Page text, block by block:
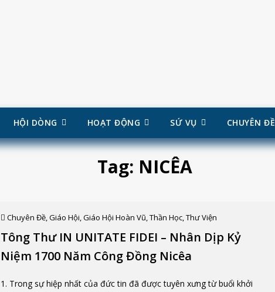
HỘI DÒNG HOẠT ĐỘNG SỨ VỤ CHUYÊN ĐỀ
Tag: NICÊA
Chuyên Đề,Giáo Hội,Giáo Hội Hoàn Vũ,Thần Học,Thư Viện
Tông Thư IN UNITATE FIDEI – Nhân Dịp Kỷ
Niệm 1700 Năm Công Đồng Nicêa
1. Trong sự hiệp nhất của đức tin đã được tuyên xưng từ buổi khởi